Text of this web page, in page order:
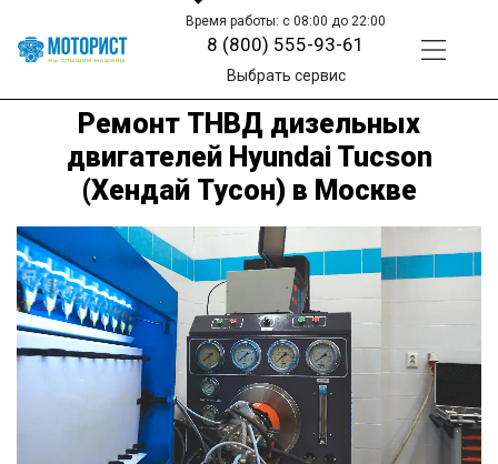
Время работы: с 08:00 до 22:00
8 (800) 555-93-61
Выбрать сервис
Ремонт ТНВД дизельных
двигателей Hyundai Tucson
(Хендай Тусон) в Москве